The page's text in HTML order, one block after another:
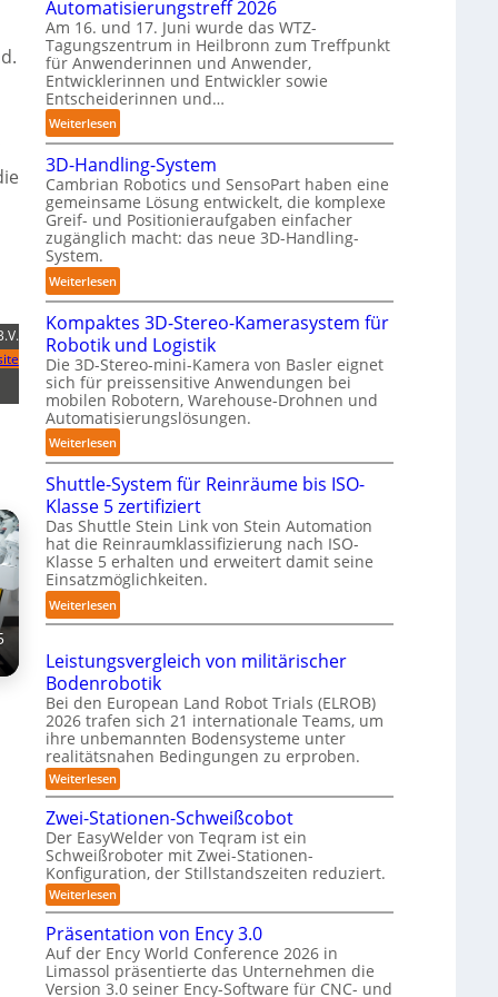
o
b
o
t
n
d
i
g
e
P
o
l
y
m
e
r
l
a
g
e
r
f
ü
r
a
u
h
r
o
b
o
t
r
Automatisierungstreff 2026
Am 16. und 17. Juni wurde das WTZ-
Tagungszentrum in Heilbronn zum Treffpunkt
für Anwenderinnen und Anwender,
Entwicklerinnen und Entwickler sowie
Entscheiderinnen und…
Weiterlesen:
A
u
t
o
m
a
t
i
i
e
r
u
n
g
s
t
r
e
f
f
2
0
2
3D-Handling-System
Cambrian Robotics und SensoPart haben eine
gemeinsame Lösung entwickelt, die komplexe
Greif- und Positionieraufgaben einfacher
zugänglich macht: das neue 3D-Handling-
System.
Weiterlesen:
3
D
-
H
a
n
d
l
n
g
-
S
y
s
t
m
Kompaktes 3D-Stereo-Kamerasystem für
Robotik und Logistik
Die 3D-Stereo-mini-Kamera von Basler eignet
sich für preissensitive Anwendungen bei
mobilen Robotern, Warehouse-Drohnen und
Automatisierungslösungen.
Weiterlesen:
K
o
m
p
a
k
t
e
D
-
S
t
e
r
e
o
-
K
a
m
e
r
a
s
Shuttle-System für Reinräume bis ISO-
Klasse 5 zertifiziert
Das Shuttle Stein Link von Stein Automation
hat die Reinraumklassifizierung nach ISO-
Klasse 5 erhalten und erweitert damit seine
Einsatzmöglichkeiten.
Weiterlesen:
S
u
t
t
l
e
-
S
y
s
t
e
m
ü
r
R
Leistungsvergleich von militärischer
Bodenrobotik
Bei den European Land Robot Trials (ELROB)
2026 trafen sich 21 internationale Teams, um
ihre unbemannten Bodensysteme unter
realitätsnahen Bedingungen zu erproben.
Weiterlesen:
L
i
s
t
u
n
g
s
v
e
r
g
Zwei-Stationen-Schweißcobot
Der EasyWelder von Teqram ist ein
Schweißroboter mit Zwei-Stationen-
Konfiguration, der Stillstandszeiten reduziert.
Weiterlesen:
Z
w
e
i
-
S
Präsentation von Ency 3.0
Auf der Ency World Conference 2026 in
Limassol präsentierte das Unternehmen die
Version 3.0 seiner Ency-Software für CNC- und